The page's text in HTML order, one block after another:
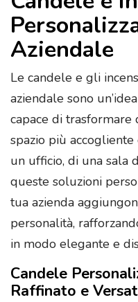
Aziendale
Le candele e gli
aziendale sono
capace di
spazio più
un ufficio, di una sala
queste soluzioni
tua azienda
personalità,
in modo elegante e
Candele
Raffinato e